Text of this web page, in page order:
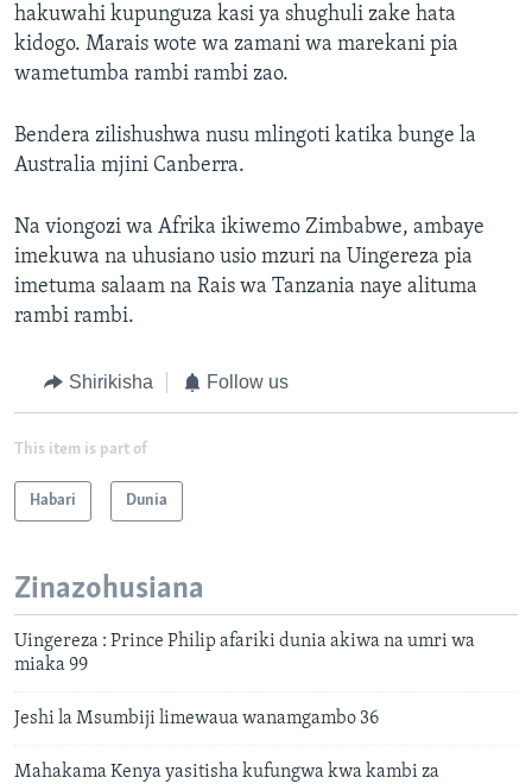
hakuwahi kupunguza kasi ya shughuli zake hata
kidogo. Marais wote wa zamani wa marekani pia
wametumba rambi rambi zao.
Bendera zilishushwa nusu mlingoti katika bunge la
Australia mjini Canberra.
Na viongozi wa Afrika ikiwemo Zimbabwe, ambaye
imekuwa na uhusiano usio mzuri na Uingereza pia
imetuma salaam na Rais wa Tanzania naye alituma
rambi rambi.
Shirikisha Follow us
This item is part of
Habari Dunia
Zinazohusiana
Uingereza : Prince Philip afariki dunia akiwa na umri wa
miaka 99
Jeshi la Msumbiji limewaua wanamgambo 36
Mahakama Kenya yasitisha kufungwa kwa kambi za